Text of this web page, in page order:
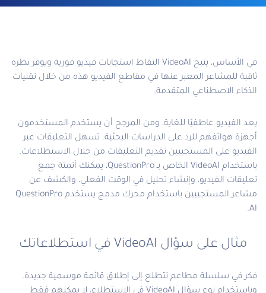
في الأساس، يتيح VideoAI التقاط استجابات فيديو فورية ويوفر نظرة
ثاقبة للمشاعر المعبر عنها في مقاطع الفيديو هذه من خلال تقنيات
الذكاء الاصطناعي المتقدمة.
يعد الفيديو عاطفيًا للغاية، ومن المرجح أن يستخدم المستخدمون
أجهزة هواتفهم للرد على الدراسات البحثية. تسهل التعليقات عبر
الفيديو على المستجيبين تقديم التعليقات من خلال الاستطلاعات.
باستخدام VideoAI الخاص بـ QuestionPro، يمكنك أتمتة جمع
تعليقات الفيديو، وإنشاء تحليل في الوقت الفعلي، والكشف عن
مشاعر المستجيبين باستخدام محرك مدمج يستخدم QuestionPro
AI.
مثال على سؤال VideoAI في استطلاعاتك
فكر في سلسلة مطاعم تتطلع إلى إطلاق قائمة موسمية جديدة.